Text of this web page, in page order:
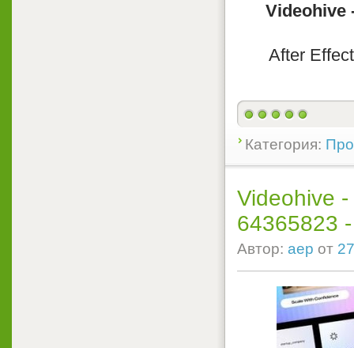
Videohive
After
Категория:
Videohive
64365823
Автор: aep от